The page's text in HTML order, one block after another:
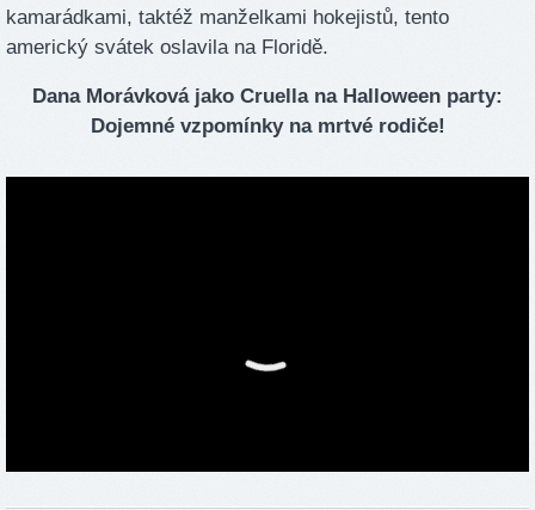
kamarádkami, taktéž manželkami hokejistů, tento
americký svátek oslavila na Floridě.
Dana Morávková jako Cruella na Halloween party:
Dojemné vzpomínky na mrtvé rodiče!